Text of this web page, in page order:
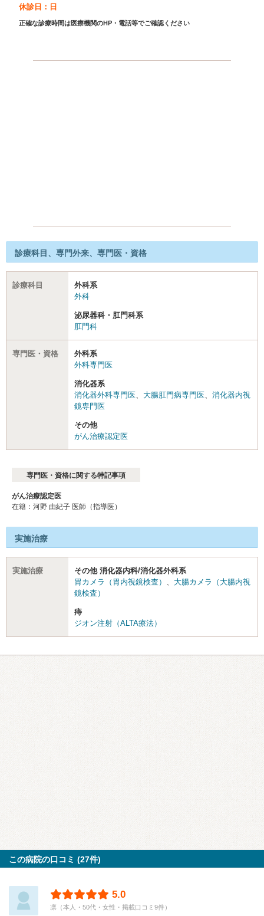
休診日：日
正確な診療時間は医療機関のHP・電話等でご確認ください
診療科目、専門外来、専門医・資格
診療科目
外科系
外科
泌尿器科・肛門科系
肛門科
専門医・資格
外科系
外科専門医
消化器系
消化器外科専門医
大腸肛門病専門医
消化器内視
鏡専門医
その他
がん治療認定医
専門医・資格に関する特記事項
がん治療認定医
在籍：河野 由紀⼦ 医師（指導医）
実施治療
実施治療
その他 消化器内科/消化器外科系
胃カメラ（胃内視鏡検査）
大腸カメラ（大腸内視
鏡検査）
痔
ジオン注射（ALTA療法）
この病院の口コミ (27件)
5.0
凛（本人・50代・女性・掲載口コミ9件）